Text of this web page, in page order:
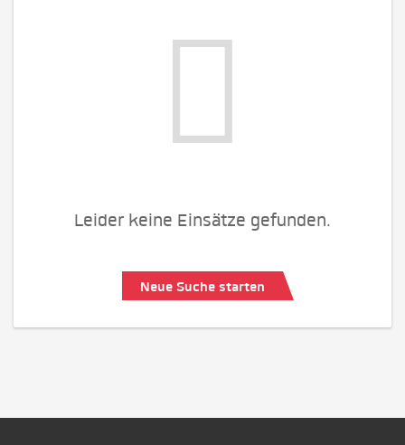
Leider keine Einsätze gefunden.
Neue Suche starten